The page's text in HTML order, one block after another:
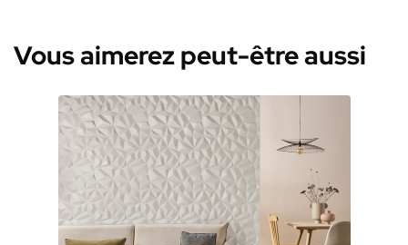
Vous aimerez peut-être aussi